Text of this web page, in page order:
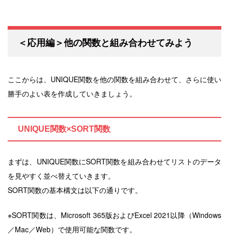
＜応用編＞他の関数と組み合わせてみよう
ここからは、UNIQUE関数を他の関数を組み合わせて、さらに使い
勝手のよい表を作成していきましょう。
UNIQUE関数×SORT関数
まずは、UNIQUE関数にSORT関数を組み合わせてリストのデータ
を見やすく並べ替えていきます。
SORT関数の基本構文は以下の通りです。
※SORT関数は、Microsoft 365版およびExcel 2021以降（Windows
／Mac／Web）で使用可能な関数です。